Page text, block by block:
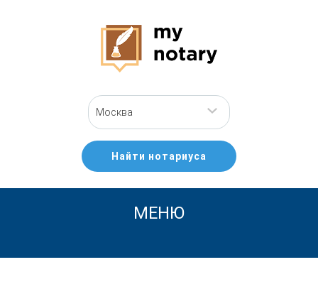
Москва
Найти нотариуса
МЕНЮ